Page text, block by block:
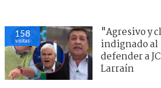
158
visitas
"Agresivo y
indignado al
defender a
Larraín